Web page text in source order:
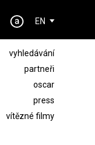
EN
vyhledávání
partneři
oscar
press
vítězné filmy